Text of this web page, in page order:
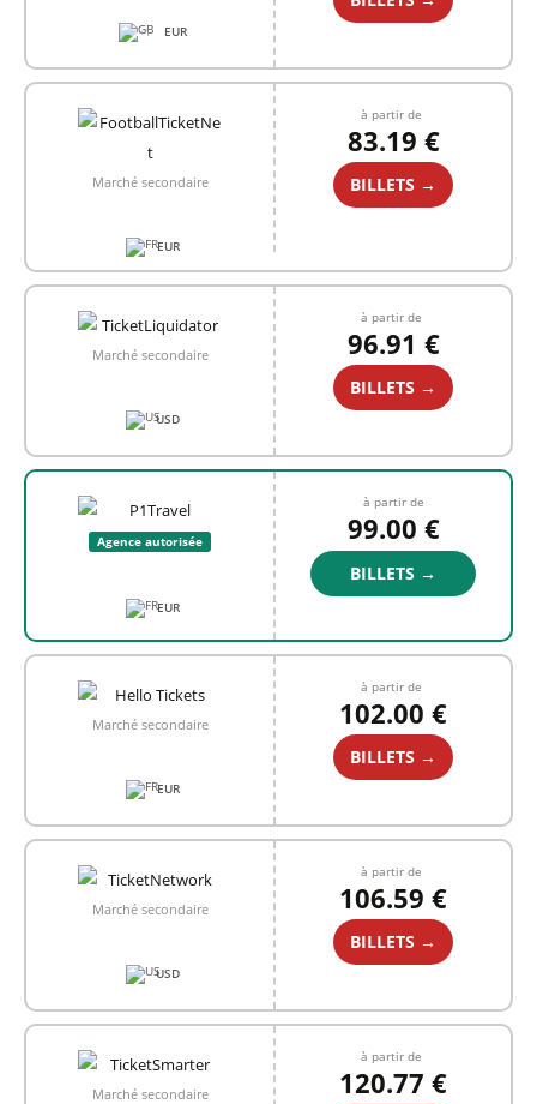
+1 EUR
Marché secondaire
EUR
à partir de
83.19 €
BILLETS →
Marché secondaire
USD
à partir de
96.91 €
BILLETS →
Agence autorisée
EUR
à partir de
99.00 €
BILLETS →
Marché secondaire
EUR
à partir de
102.00 €
BILLETS →
Marché secondaire
USD
à partir de
106.59 €
BILLETS →
Marché secondaire
à partir de
120.77 €